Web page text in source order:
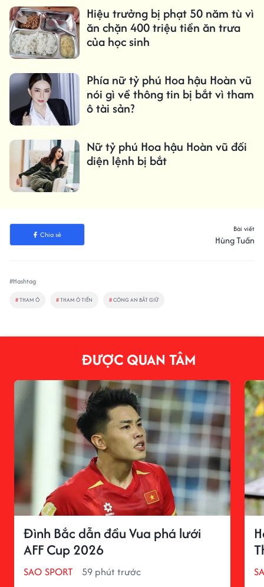
Hiệu trưởng bị phạt 50 năm tù vì
ăn chặn 400 triệu tiền ăn trưa
của học sinh
Phía nữ tỷ phú Hoa hậu Hoàn vũ
nói gì về thông tin bị bắt vì tham
ô tài sản?
Nữ tỷ phú Hoa hậu Hoàn vũ đối
diện lệnh bị bắt
Chia sẻ
Bài viết
Hùng Tuấn
#Hashtag
#THAM Ô #THAM Ô TIỀN #CÔNG AN BẮT GIỮ
ĐƯỢC QUAN TÂM
Đình Bắc dẫn đầu Vua phá lưới
AFF Cup 2026
SAO SPORT 59 phút trước